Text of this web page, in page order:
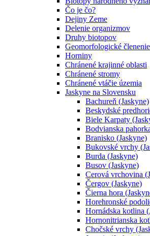
Čo je čo?
Dejiny Zeme
Delenie organizmov
Druhy biotopov
Geomorfologické
Horniny
Chránené krajinné oblasti
Chránené stromy
Chránené vtáčie územia
Jaskyne na Slovensku
Bachureň (Jaskyne)
Beskydské
Biele Karpaty
Bodvianska
Branisko (Jaskyne)
Bukovské vrchy
Burda (Jaskyne)
Busov (Jaskyne)
Cerová vrchovina
Čergov (Jaskyne)
Čierna hora
Horehronské
Hornádska kotlina
Hornonitrianska
Chočské vrchy